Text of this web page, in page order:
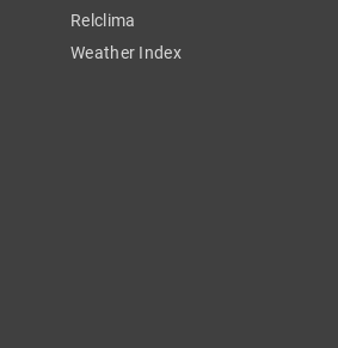
Relclima
Weather Index